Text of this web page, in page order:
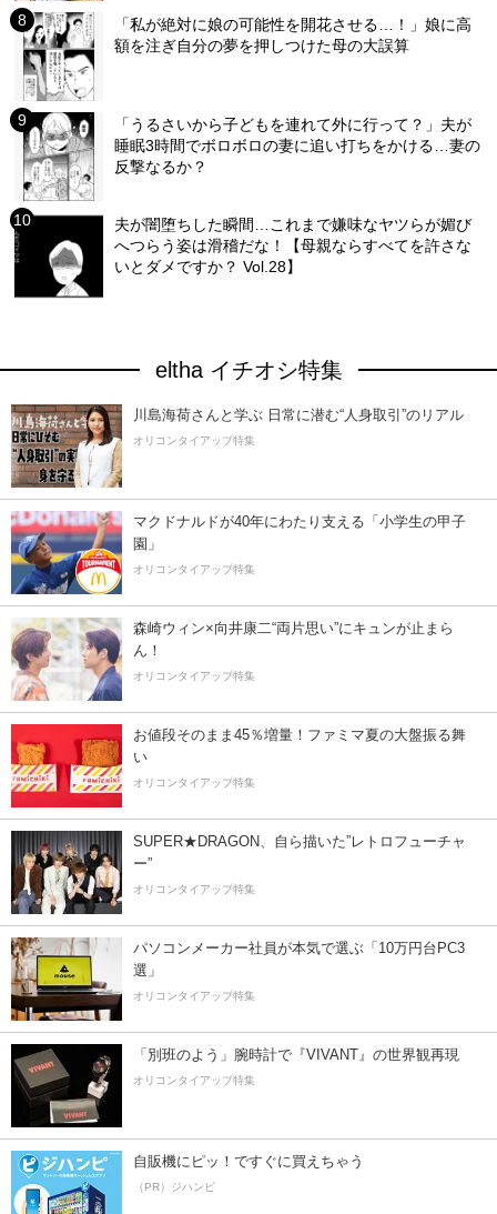
「私が絶対に娘の可能性を開花させる…！」娘に高
額を注ぎ自分の夢を押しつけた母の大誤算
「うるさいから子どもを連れて外に行って？」夫が
睡眠3時間でボロボロの妻に追い打ちをかける…妻の
反撃なるか？
夫が闇堕ちした瞬間…これまで嫌味なヤツらが媚び
へつらう姿は滑稽だな！【母親ならすべてを許さな
いとダメですか？ Vol.28】
eltha イチオシ特集
川島海荷さんと学ぶ 日常に潜む“人身取引”のリアル
オリコンタイアップ特集
マクドナルドが40年にわたり支える「小学生の甲子
園」
オリコンタイアップ特集
森崎ウィン×向井康二“両片思い”にキュンが止まら
ん！
オリコンタイアップ特集
お値段そのまま45％増量！ファミマ夏の大盤振る舞
い
オリコンタイアップ特集
SUPER★DRAGON、自ら描いた”レトロフューチャ
ー”
オリコンタイアップ特集
パソコンメーカー社員が本気で選ぶ「10万円台PC3
選」
オリコンタイアップ特集
「別班のよう」腕時計で『VIVANT』の世界観再現
オリコンタイアップ特集
自販機にピッ！ですぐに買えちゃう
（PR）ジハンピ